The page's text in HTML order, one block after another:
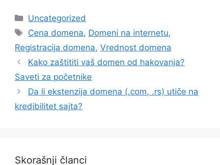
Categories
Uncategorized
Tags
Cena domena, Domeni na internetu,
Registracija domena, Vrednost domena
Kako zaštititi vaš domen od hakovanja?
Saveti za početnike
Da li ekstenzija domena (.com, .rs) utiče na
kredibilitet sajta?
Skorašnji članci